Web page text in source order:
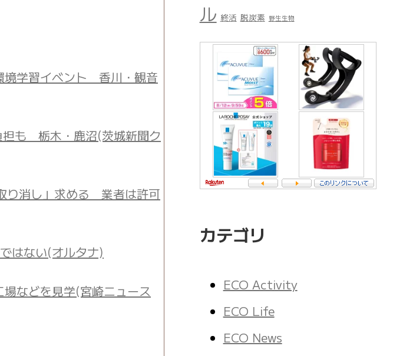
境学習イベント 香川・観音
も 栃木・鹿沼(茨城新聞ク
り消し」求める 業者は許可
はない(オルタナ)
などを見学(宮崎ニュース
ル 終活 脱炭素 野生生物
カテゴリ
ECO Activity
ECO Life
ECO News